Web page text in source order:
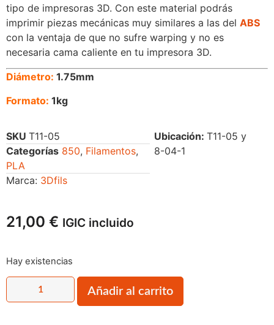
tipo de impresoras 3D. Con este material podrás
imprimir piezas mecánicas muy similares a las del ABS
con la ventaja de que no sufre warping y no es
necesaria cama caliente en tu impresora 3D.
Diámetro: 1.75mm
Formato: 1kg
SKU T11-05
Categorías 850, Filamentos,
PLA
Marca: 3Dfils
Ubicación:T11-05 y
8-04-1
21,00 € IGIC incluido
Hay existencias
Añadir al carrito